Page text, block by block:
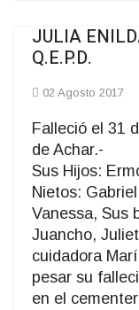
JULIA
Q.E.P.D.
02 Agosto 2017
Falleció el 31
de Achar.-
Sus Hijos:
Nietos:
Vanessa, Sus
Juancho,
cuidadora
pesar su
en el